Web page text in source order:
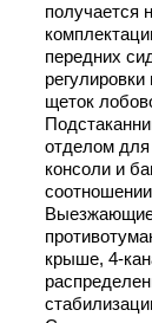
получается
передних
щеток
отделом для
консоли и
крыше, 4-